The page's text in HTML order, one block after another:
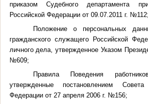
приказом Судебного департамента
Российской Федерации от 09.07.2011 г. №112;
Положение о персональных
гражданского служащего Российской
личного дела, утвержденное Указом
№609;
Правила Поведения
утвержденные постановлением
Федерации от 27 апреля 2006 г. №156;